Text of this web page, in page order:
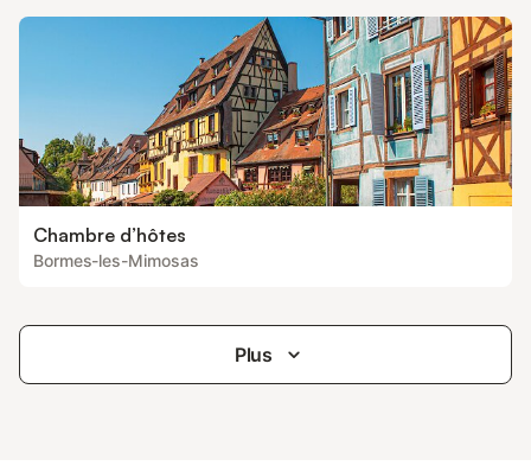
Chambre d’hôtes
Bormes-les-Mimosas
Plus